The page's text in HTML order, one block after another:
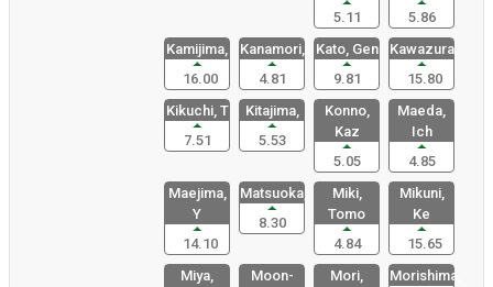
5.11
5.86
Kamijima,
16.00
Kanamori,
4.81
Kato, Gen
9.81
Kawazura,
15.80
Kikuchi, T
7.51
Kitajima,
5.53
Konno,
Kaz
5.05
Maeda,
Ich
4.85
Maejima,
Y
14.10
Matsuoka,
8.30
Miki,
Tomo
4.84
Mikuni,
Ke
15.65
Miya,
Moon-
Mori,
Morishima,